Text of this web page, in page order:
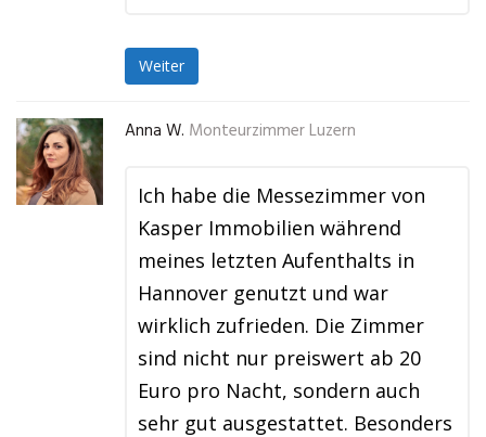
Weiter
Anna W. Monteurzimmer Luzern
Ich habe die Messezimmer von
Kasper Immobilien während
meines letzten Aufenthalts in
Hannover genutzt und war
wirklich zufrieden. Die Zimmer
sind nicht nur preiswert ab 20
Euro pro Nacht, sondern auch
sehr gut ausgestattet. Besonders